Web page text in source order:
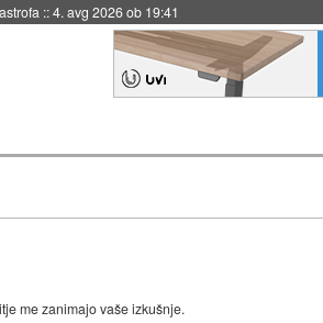
::4. avg 2026 ob 19:41
me zanimajo vaše izkušnje.